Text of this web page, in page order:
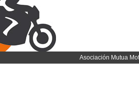
Asociación Mutua